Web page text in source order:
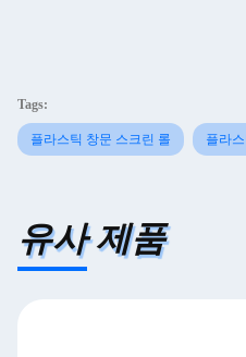
Tags:
플라스틱 창문 스크린 롤 플라
유사 제품